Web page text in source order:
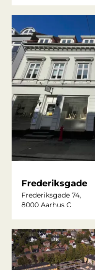
Frederiksgade
Frederiksgade 74,
8000 Aarhus C